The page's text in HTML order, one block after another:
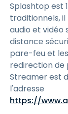
Splashtop est
traditionnels,
audio et vidéo
distance
pare-feu et
redirection de
Streamer est
l'adresse
https://